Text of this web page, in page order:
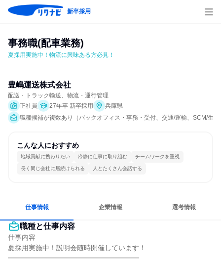
新卒採用
事務職(配車業務)
夏採用実施中！物流に興味ある方必見！
豊嶋運送株式会社
配送・トラック輸送、物流・運行管理
正社員
27年卒 新卒採用
兵庫県
職種候補が複数あり（バックオフィス・事務・受付、交通/運輸、SCM/生
こんな人におすすめ
地域貢献に携わりたい 冷静に仕事に取り組む チームワークを重視
長く同じ会社に居続けられる 人とたくさん会話する
仕事情報 企業情報 選考情報
職種と仕事内容
仕事内容
夏採用実施中！説明会随時開催しています！
━━━━━━━━━━━━━━━━━━━